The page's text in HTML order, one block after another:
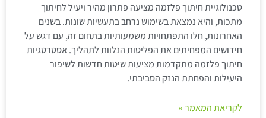
טכנולוגיית חיתוך פלזמה מציעה פתרון מהיר ויעיל לחיתוך
מתכות, והיא נמצאת בשימוש נרחב בתעשיות שונות. בשנים
האחרונות, חלו התפתחויות משמעותיות בתחום זה, עם דגש על
חידושים המפחיתים את הפליטות הנלוות לתהליך. אסטרטגיות
חיתוך פלזמה מתקדמות מציעות שיטות חדשות לשיפור
היעילות והפחתת הנזק הסביבתי.
לקריאת המאמר »